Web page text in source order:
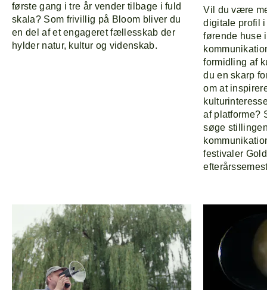
første gang i tre år vender tilbage i fuld
skala? Som frivillig på Bloom bliver du
en del af et engageret fællesskab der
hylder natur, kultur og videnskab.
Vil du være
digitale profil
førende huse
formidling af
du en skarp
om at
af platforme?
søge
festivaler